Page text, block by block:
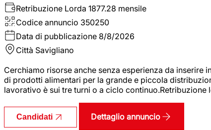
Retribuzione Lorda 1877.28 mensile
Codice annuncio 350250
Data di pubblicazione 8/8/2026
Città Savigliano
Cerchiamo risorse anche senza esperienza da
di prodotti alimentari per la grande e piccola
lavorativo è sui tre turni o a ciclo
Candidati Dettaglio annuncio